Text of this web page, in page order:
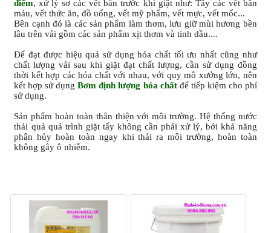
điểm, xử lý sơ các vết bẩn trước khi giặt như: Tẩy các vết bẩn
máu, vết thức ăn, đồ uống, vết mỹ phẩm, vết mực, vết mốc...
Bên cạnh đó là các sản phẩm làm thơm, lưu giữ mùi hương bền
lâu trên vải gồm các sản phẩm xịt thơm và tinh dầu....
Để đạt được hiệu quả sử dụng hóa chất tối ưu nhất cũng như
chất lượng vải sau khi giặt đạt chất lượng, cần sử dụng đồng
thời kết hợp các hóa chất với nhau, với quy mô xưởng lớn, nên
kết hợp sử dụng Bơm định lượng hóa chất để tiếp kiệm cho phí
sử dụng.
Sản phẩm hoàn toàn thân thiện với môi trường. Hệ thống nước
thải quả quá trình giặt tẩy không cần phải xử lý, bởi khả năng
phân hủy hoàn toàn ngay khi thải ra môi trường, hoàn toàn
không gây ô nhiễm.